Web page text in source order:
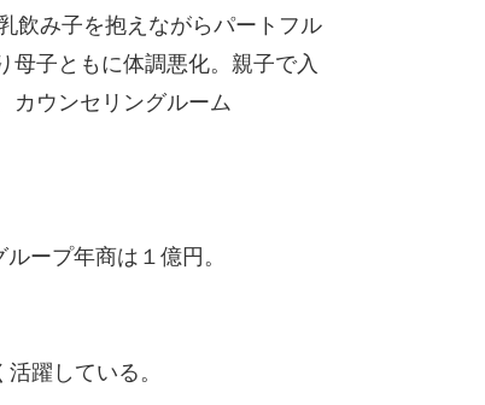
飲み子を抱えながらパートフル
母子ともに体調悪化。親子で入
カウンセリングルーム
ープ年商は１億円。
躍している。